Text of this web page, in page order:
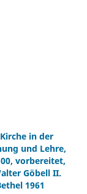
in der
und Lehre,
vorbereitet,
Göbell II.
1961